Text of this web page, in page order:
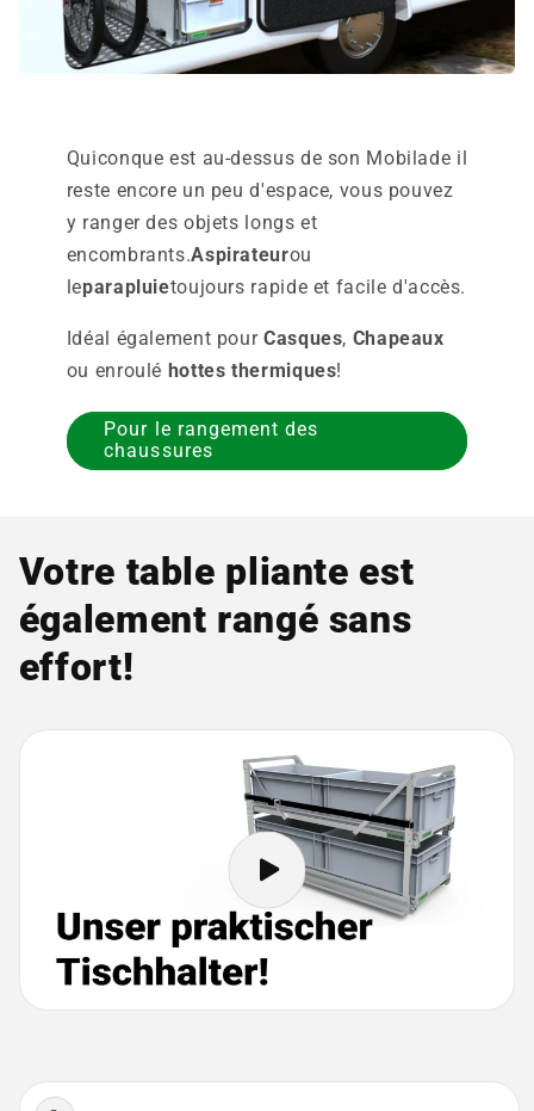
Quiconque est au-dessus de son Mobilade il
reste encore un peu d'espace, vous pouvez
y ranger des objets longs et
encombrants.Aspirateurou
leparapluietoujours rapide et facile d'accès.
Idéal également pour Casques, Chapeaux
ou enroulé hottes thermiques!
Pour le rangement des
chaussures
Votre table pliante est
également rangé sans
effort!
informations